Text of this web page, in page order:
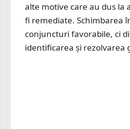
alte motive care au dus la
fi remediate. Schimbarea
conjuncturi favorabile, ci
identificarea și rezolvarea